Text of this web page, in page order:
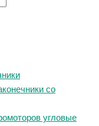
со
угловые